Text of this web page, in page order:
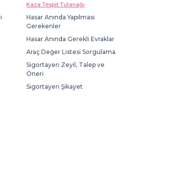
Kaza Tespit Tutanağı
Hasar Anında Yapılması
Gerekenler
Hasar Anında Gerekli Evraklar
Araç Değer Listesi Sorgulama
Sigortayeri Zeyil, Talep ve
Öneri
Sigortayeri Şikayet